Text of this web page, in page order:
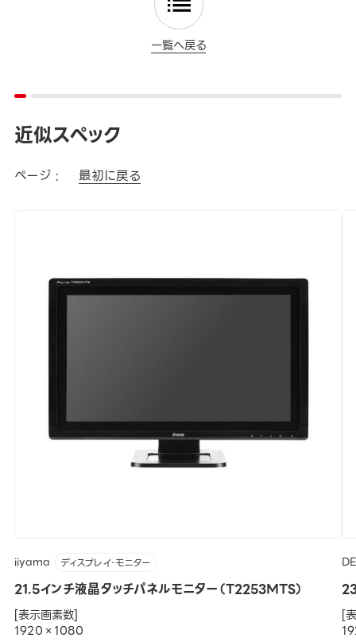
一覧へ戻る
近似スペック
ページ : 最初に戻る
iiyama ディスプレイ・モニター
21.5インチ液晶タッチパネルモニター（T2253MTS）
[表示画素数]
1920×1080
[